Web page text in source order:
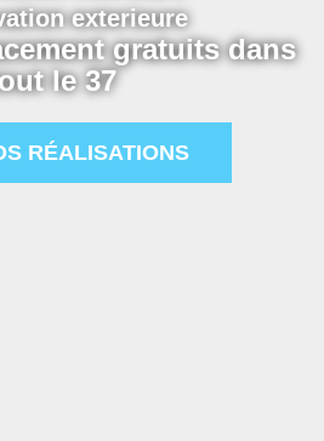
exterieure
gratuits dans
le 37
RÉALISATIONS